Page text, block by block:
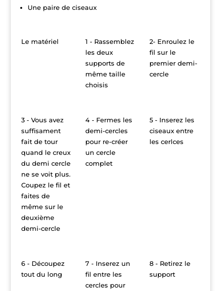
Une paire de ciseaux
Le matériel
1 - Rassemblez
les deux
supports de
même taille
choisis
2- Enroulez le
fil sur le
premier demi-
cercle
3 - Vous avez
suffisament
fait de tour
quand le creux
du demi cercle
ne se voit plus.
Coupez le fil et
faites de
même sur le
deuxième
demi-cercle
4 - Fermes les
demi-cercles
pour re-créer
un cercle
complet
5 - Inserez les
ciseaux entre
les cerlces
6 - Découpez
tout du long
7 - Inserez un
fil entre les
cercles pour
8 - Retirez le
support